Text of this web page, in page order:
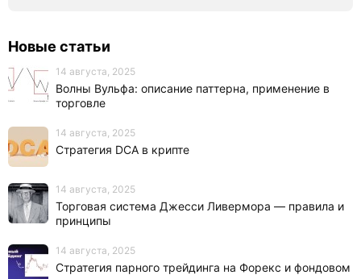
Новые статьи
14 августа, 2025
Волны Вульфа: описание паттерна, применение в
торговле
14 августа, 2025
Стратегия DCA в крипте
14 августа, 2025
Торговая система Джесси Ливермора — правила и
принципы
14 августа, 2025
Стратегия парного трейдинга на Форекс и фондовом